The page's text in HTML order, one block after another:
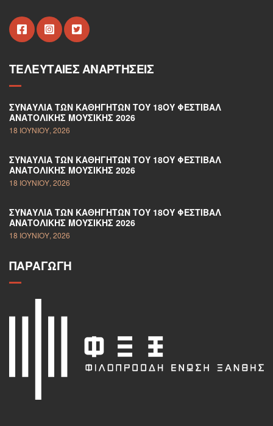
ΤΕΛΕΥΤΑΊΕΣ ΑΝΑΡΤΉΣΕΙΣ
ΣΥΝΑΥΛΊΑ ΤΩΝ ΚΑΘΗΓΗΤΏΝ ΤΟΥ 18ΟΥ ΦΕΣΤΙΒΆΛ
ΑΝΑΤΟΛΙΚΉΣ ΜΟΥΣΙΚΉΣ 2026
18 ΙΟΥΝΊΟΥ, 2026
ΣΥΝΑΥΛΊΑ ΤΩΝ ΚΑΘΗΓΗΤΏΝ ΤΟΥ 18ΟΥ ΦΕΣΤΙΒΆΛ
ΑΝΑΤΟΛΙΚΉΣ ΜΟΥΣΙΚΉΣ 2026
18 ΙΟΥΝΊΟΥ, 2026
ΣΥΝΑΥΛΊΑ ΤΩΝ ΚΑΘΗΓΗΤΏΝ ΤΟΥ 18ΟΥ ΦΕΣΤΙΒΆΛ
ΑΝΑΤΟΛΙΚΉΣ ΜΟΥΣΙΚΉΣ 2026
18 ΙΟΥΝΊΟΥ, 2026
ΠΑΡΑΓΩΓΉ